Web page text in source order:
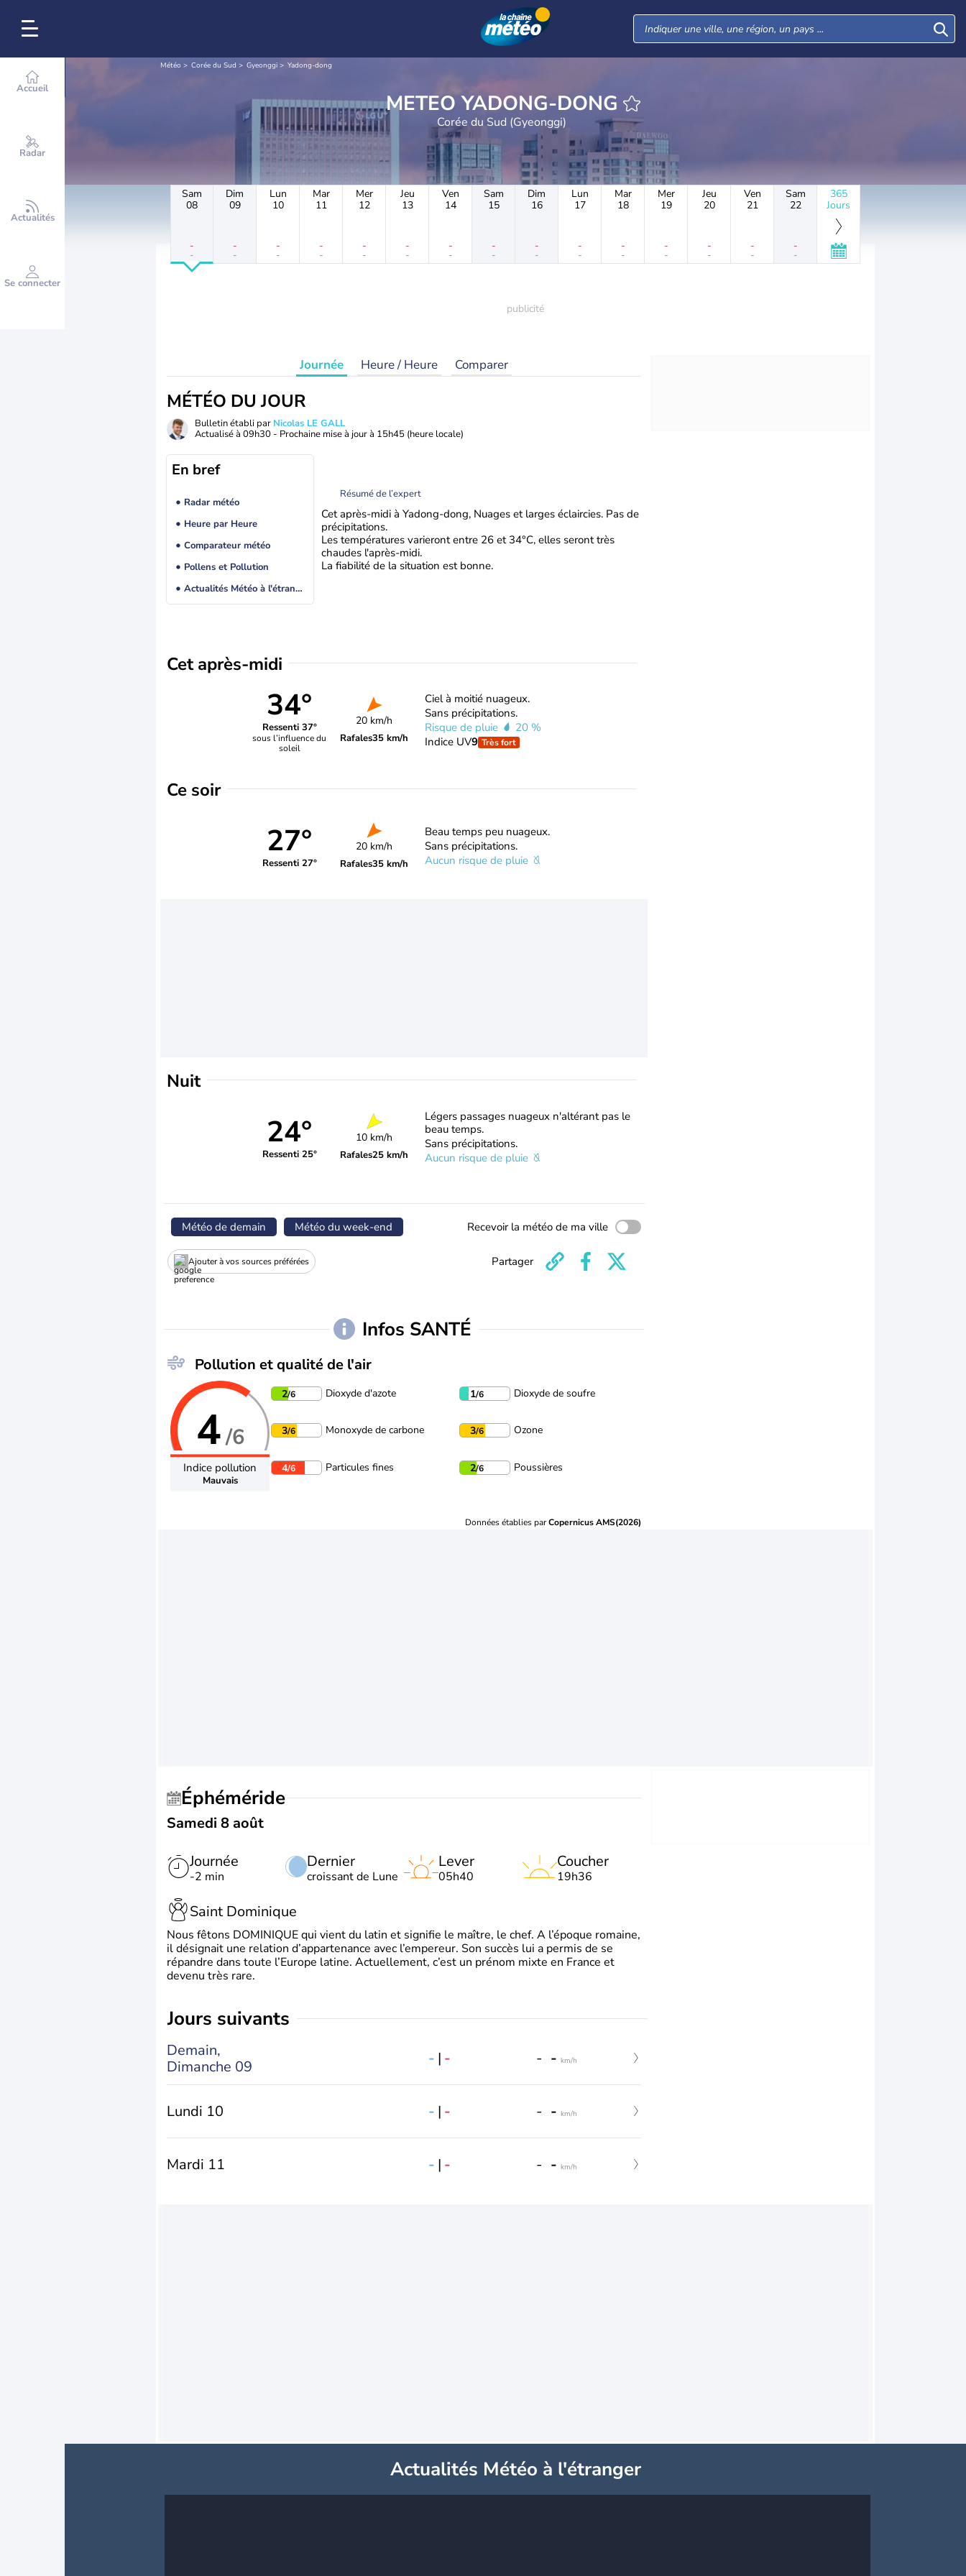
Accueil
Radar
Actualités
Se connecter
Météo Corée du Sud Gyeonggi Yadong-dong
METEO YADONG-DONG
Corée du Sud (Gyeonggi)
Sam
08
-
-
Dim
09
-
-
Lun
10
-
-
Mar
11
-
-
Mer
12
-
-
Jeu
13
-
-
Ven
14
-
-
Sam
15
-
-
Dim
16
-
-
Lun
17
-
-
Mar
18
-
-
Mer
19
-
-
Jeu
20
-
-
Ven
21
-
-
Sam
22
-
-
365
Jours
Journée Heure / Heure Comparer
MÉTÉO DU JOUR
Bulletin établi par Nicolas LE GALL
Actualisé à 09h30 - Prochaine mise à jour à 15h45 (heure locale)
En bref
Radar météo
Heure par Heure
Comparateur météo
Pollens et Pollution
Actualités Météo à l'étranger
Résumé de l’expert
Cet après-midi à Yadong-dong, Nuages et larges éclaircies. Pas de
précipitations.
Les températures varieront entre 26 et 34°C, elles seront très
chaudes l'après-midi.
La fiabilité de la situation est bonne.
Cet après-midi
34°
Ressenti 37°
sous l’influence du
soleil
20 km/h
Rafales35 km/h
Ciel à moitié nuageux.
Sans précipitations.
Risque de pluie
20 %
Indice UV9 Très fort
Ce soir
27°
Ressenti 27°
20 km/h
Rafales35 km/h
Beau temps peu nuageux.
Sans précipitations.
Aucun risque de pluie
Nuit
24°
Ressenti 25°
10 km/h
Rafales25 km/h
Légers passages nuageux n'altérant pas le
beau temps.
Sans précipitations.
Aucun risque de pluie
Météo de demain Météo du week-end Recevoir la météo de ma ville
Ajouter à vos sources préférées Partager
Infos SANTÉ
Pollution et qualité de l'air
4/6
Indice pollution
Mauvais
2/6 Dioxyde d'azote 1/6 Dioxyde de soufre
3/6 Monoxyde de carbone 3/6 Ozone
4/6 Particules fines 2/6 Poussières
Données établies parCopernicus AMS(2026)
Éphéméride
Samedi 8 août
Journée
-2 min
Dernier
croissant de Lune
Lever
05h40
Coucher
19h36
Saint Dominique
Nous fêtons DOMINIQUE qui vient du latin et signifie le maître, le chef. A l’époque romaine,
il désignait une relation d’appartenance avec l’empereur. Son succès lui a permis de se
répandre dans toute l’Europe latine. Actuellement, c’est un prénom mixte en France et
devenu très rare.
jours suivants
Demain,
Dimanche 09
- | - - - km/h
Lundi 10 - | - - - km/h
Mardi 11 - | - - - km/h
Actualités Météo à l'étranger